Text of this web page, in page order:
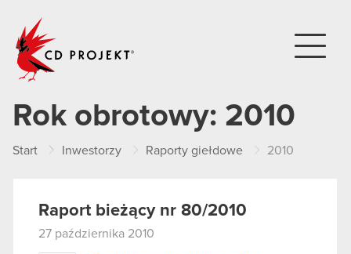
Rok obrotowy: 2010
Start Inwestorzy Raporty giełdowe 2010
Raport bieżący nr 80/2010
27 października 2010